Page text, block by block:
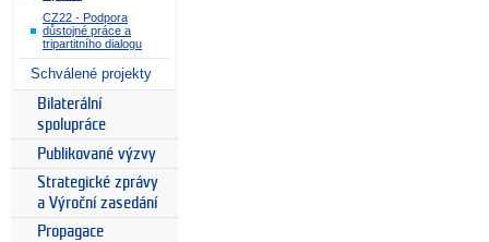
CZ22 - Podpora
důstojné práce a
tripartitního dialogu
Schválené projekty
Bilaterální
spolupráce
Publikované výzvy
Strategické zprávy
a Výroční zasedání
Propagace